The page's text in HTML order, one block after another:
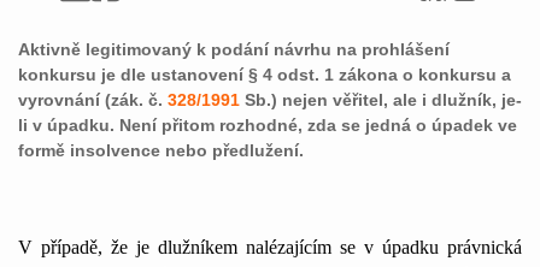
Aktivně legitimovaný k podání návrhu na prohlášení
konkursu je dle ustanovení § 4 odst. 1 zákona o konkursu a
vyrovnání (zák. č. 328/1991 Sb.) nejen věřitel, ale i dlužník, je-
li v úpadku. Není přitom rozhodné, zda se jedná o úpadek ve
formě insolvence nebo předlužení.
V případě, že je dlužníkem nalézajícím se v úpadku právnická